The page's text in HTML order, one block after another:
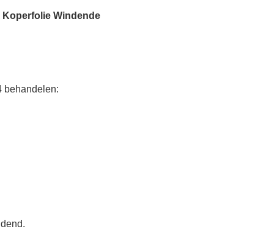
Koperfolie Windende
behandelen: